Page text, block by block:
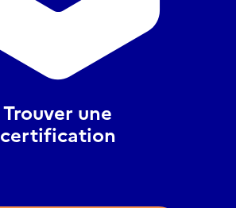
Trouver une
certification